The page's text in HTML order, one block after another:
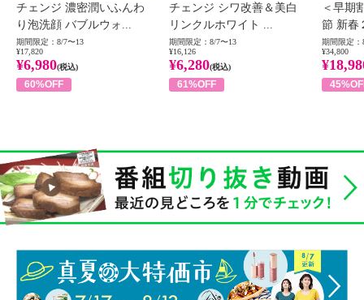
チェンジ 濃密潤いふんわ
り泡洗顔 バブルウォ...
期間限定：8/7〜13
¥17,820
¥6,980(税込)
60%OFF
チェンジ シワ改善＆美白
リンクルホワイト ...
期間限定：8/7〜13
¥16,126
¥6,280(税込)
61%OFF
＜早期
節 新春
期間限定：
¥34,800